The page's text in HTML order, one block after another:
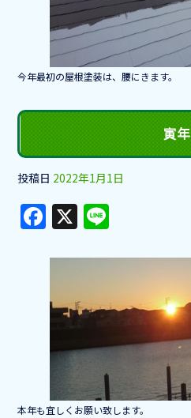
o
o
k
今年最初の屋根塗装は、腰にきます。
寅年
投稿日 2022年1月1日
F
a
c
e
b
o
o
k
X
e
本年も宜しくお願い致します。